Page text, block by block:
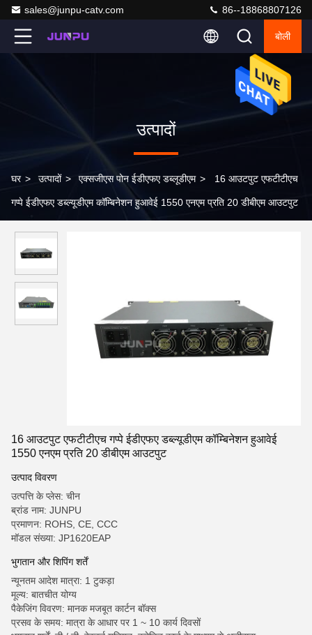
sales@junpu-catv.com 86--18868807126
बोली
उत्पादों
घर > उत्पादों > एक्सजीएस पोन ईडीएफए डब्लूडीएम > 16 आउटपुट एफटीटीएच
गप्पे ईडीएफए डब्ल्यूडीएम कॉम्बिनेशन हुआवेई 1550 एनएम प्रति 20 डीबीएम आउटपुट
16 आउटपुट एफटीटीएच गप्पे ईडीएफए डब्ल्यूडीएम कॉम्बिनेशन हुआवेई
1550 एनएम प्रति 20 डीबीएम आउटपुट
उत्पाद विवरण
उत्पत्ति के प्लेस: चीन
ब्रांड नाम: JUNPU
प्रमाणन: ROHS, CE, CCC
मॉडल संख्या: JP1620EAP
भुगतान और शिपिंग शर्तें
न्यूनतम आदेश मात्रा: 1 टुकड़ा
मूल्य: बातचीत योग्य
पैकेजिंग विवरण: मानक मजबूत कार्टन बॉक्स
प्रसव के समय: मात्रा के आधार पर 1 ~ 10 कार्य दिवसों